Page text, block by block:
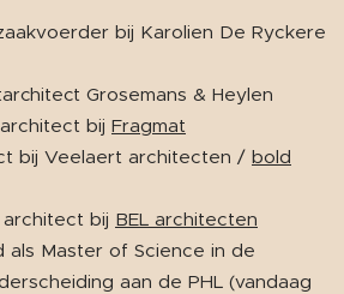
bij Karolien De Ryckere
Grosemans & Heylen
bij Fragmat
bij Veelaert architecten / bold
architect bij BEL architecten
als Master of Science in de
aan de PHL (vandaag